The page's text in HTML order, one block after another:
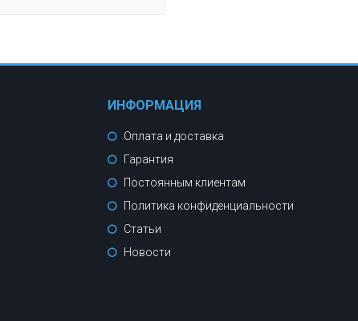
ИНФОРМАЦИЯ
Оплата и доставка
Гарантия
Постоянным клиентам
Политика конфиденциальности
Статьи
Новости